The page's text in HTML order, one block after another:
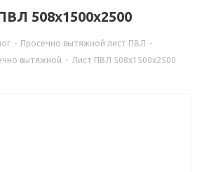
508х1500х2500
- Просечно вытяжной лист ПВЛ -
вытяжной - Лист ПВЛ 508х1500х2500